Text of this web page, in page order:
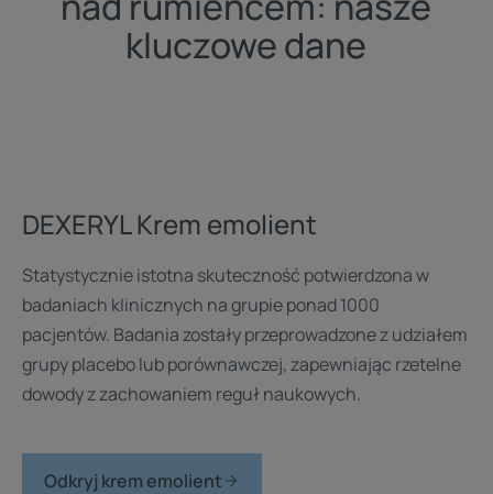
kluczowe dane
DEXERYL Krem emolient
Statystycznie istotna skuteczność potwierdzona w
badaniach klinicznych na grupie ponad 1000
pacjentów. Badania zostały przeprowadzone z udziałem
grupy placebo lub porównawczej, zapewniając rzetelne
dowody z zachowaniem reguł naukowych.
Odkryj krem emolient